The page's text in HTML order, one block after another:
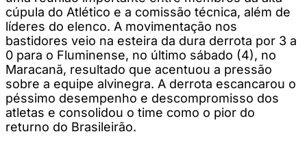
cúpula do Atlético e a comissão técnica, além de
líderes do elenco. A movimentação nos
bastidores veio na esteira da dura derrota por 3 a
0 para o Fluminense, no último sábado (4), no
Maracanã, resultado que acentuou a pressão
sobre a equipe alvinegra. A derrota escancarou o
péssimo desempenho e descompromisso dos
atletas e consolidou o time como o pior do
returno do Brasileirão.